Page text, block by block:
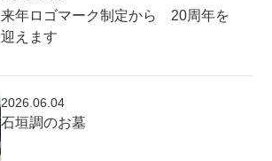
来年ロゴマーク制定から 20周年を
迎えます
2026.06.04
石垣調のお墓